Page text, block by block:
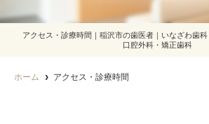
アクセス・診療時間｜稲沢市の歯医者｜いなざわ歯科
口腔外科・矯正歯科
ホーム アクセス・診療時間